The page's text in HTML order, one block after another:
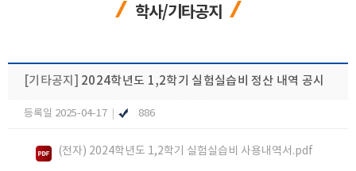
학사/기타공지
[기타공지] 2024학년도 1,2학기 실험실습비 정산 내역 공시
등록일 2025-04-17 886
(전자) 2024학년도 1,2학기 실험실습비 사용내역서.pdf